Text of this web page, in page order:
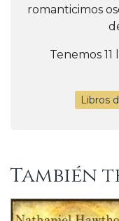
romanticimos
Tenemos
Libros
También